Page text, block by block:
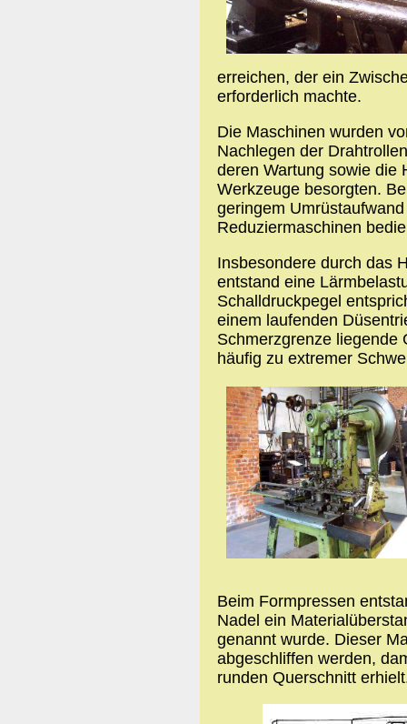
erreichen, der ein
erforderlich machte.
Die Maschinen wurden
Nachlegen der
deren Wartung sowie die
Werkzeuge besorgten.
geringem
Reduziermaschinen
Insbesondere durch das
entstand eine
Schalldruckpegel
einem laufenden
Schmerzgrenze liegende
häufig zu extremer
Beim Formpressen
Nadel ein
genannt wurde. Dieser
abgeschliffen werden,
runden Querschnitt